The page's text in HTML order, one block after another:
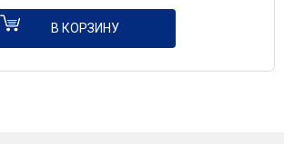
В КОРЗИНУ